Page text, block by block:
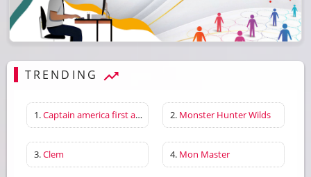
TRENDING
1.Captain america first avenger 2. Monster Hunter Wilds
3.Clem 4. Mon Master